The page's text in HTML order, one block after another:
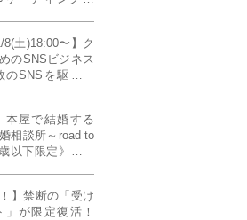
アメリ
気講義』
土)18:00〜】ク
のSNSビジネス
SNSを駆使し
本屋で結婚する
相談所～road to
以下限定》」全
】禁断の「受け
が限定復活！